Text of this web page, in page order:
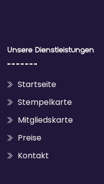
Unsere Dienstleistungen
Startseite
Stempelkarte
Mitgliedskarte
Preise
Kontakt